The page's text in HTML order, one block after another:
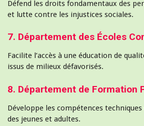
Défend les droits fondamentaux des
et lutte contre les injustices sociales.
7. Département des Écoles
Facilite l’accès à une éducation de
issus de milieux défavorisés.
8. Département de Formation
Développe les compétences
des jeunes et adultes.